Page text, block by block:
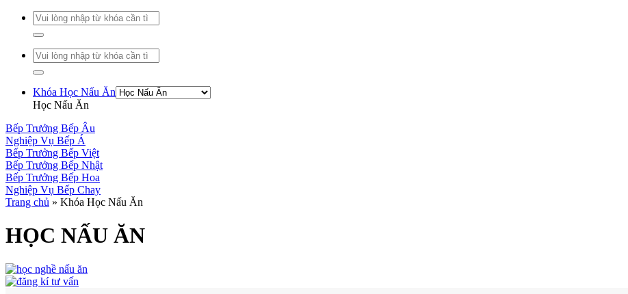
Khóa Học Nấu Ăn
Học Nấu Ăn
Bếp Trưởng Bếp Âu
Nghiệp Vụ Bếp Á
Bếp Trưởng Bếp Việt
Bếp Trưởng Bếp Nhật
Bếp Trưởng Bếp Hoa
Nghiệp Vụ Bếp Chay
Trang chủ » Khóa Học Nấu Ăn
HỌC NẤU ĂN